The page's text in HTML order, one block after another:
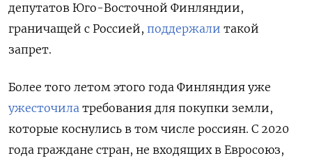
депутатов Юго-Восточной Финляндии,
граничащей с Россией, поддержали такой
запрет.
Более того летом этого года Финляндия уже
ужесточила требования для покупки земли,
которые коснулись в том числе россиян. С 2020
года граждане стран, не входящих в Евросоюз,